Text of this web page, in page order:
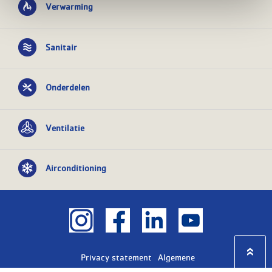
Verwarming
Sanitair
Onderdelen
Ventilatie
Airconditioning
Privacy statement
Algemene